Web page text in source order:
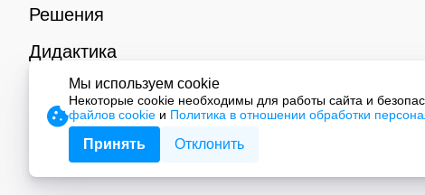
Решения
Дидактика
Контакты
© 2026 ООО «СМАРТ Автоматизация»
Мы используем cookie
Некоторые cookie необходимы для работы сайта и
файлов cookie и Политика в отношении обработки
Принять Отклонить